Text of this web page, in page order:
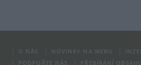
O NÁS NOVINKY NA WEBU
PODPOŘTE NÁS
PŘEBÍRÁNÍ OBSAHU